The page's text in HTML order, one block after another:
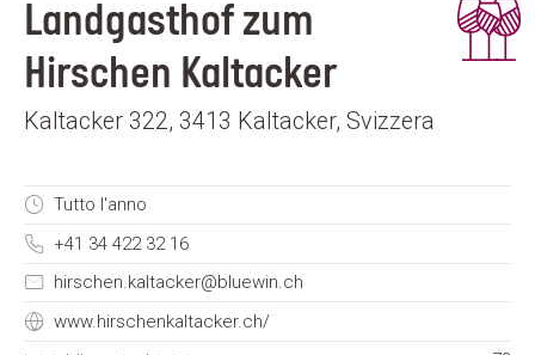
Landgasthof zum
Hirschen Kaltacker
Kaltacker 322, 3413 Kaltacker, Svizzera
Tutto l'anno
+41 34 422 32 16
hirschen.kaltacker@bluewin.ch
www.hirschenkaltacker.ch/